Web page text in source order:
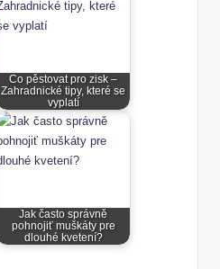
Co pěstovat pro zisk –
Zahradnické tipy, které se
vyplatí
Jak často správně
pohnojiť muškáty pre
dlouhé kvetení?